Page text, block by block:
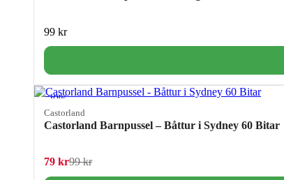
99 kr
−20%
Castorland
Castorland Barnpussel – Båttur i Sydney 60 Bitar
99krDet ursprungliga priset var: 99 kr.
79 kr Det nuvarande priset är: 79 kr.